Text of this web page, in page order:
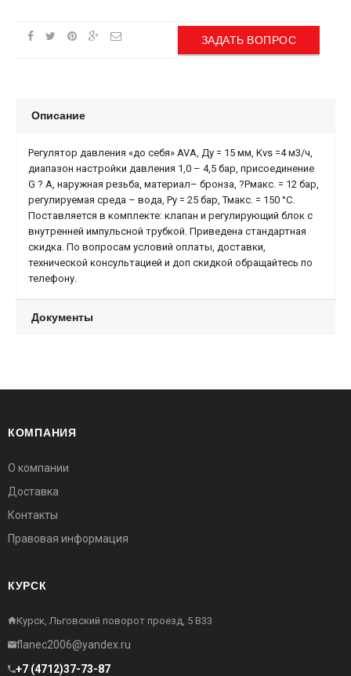
ЗАДАТЬ ВОПРОС
Описание
Регулятор давления «до себя» AVA, Ду = 15 мм, Kvs =4 м3/ч,
диапазон настройки давления 1,0 – 4,5 бар, присоединение
G ? A, наружная резьба, материал– бронза, ?Pмакс. = 12 бар,
регулируемая среда – вода, Ру = 25 бар, Тмакс. = 150 °С.
Поставляется в комплекте: клапан и регулирующий блок с
внутренней импульсной трубкой. Приведена стандартная
скидка. По вопросам условий оплаты, доставки,
технической консультацией и доп скидкой обращайтесь по
телефону.
Документы
КОМПАНИЯ
О компании
Доставка
Контакты
Правовая информация
КУРСК
Курск, Льговский поворот проезд, 5 В33
flanec2006@yandex.ru
+7 (4712)37-73-87